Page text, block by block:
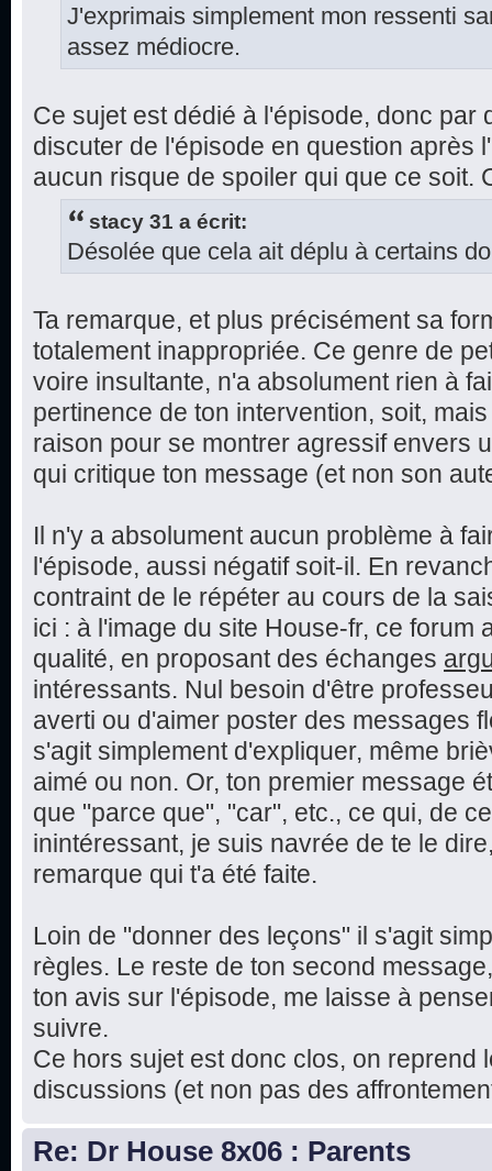
J'exprimais simplement mon ressenti
assez médiocre.
Ce sujet est dédié à l'épisode, donc par
discuter de l'épisode en question après
aucun risque de spoiler qui que ce soit.
stacy 31 a écrit:
Désolée que cela ait déplu à certains
Ta remarque, et plus précisément sa
totalement inappropriée. Ce genre de
voire insultante, n'a absolument rien à
pertinence de ton intervention, soit,
raison pour se montrer agressif envers
qui critique ton message (et non son
Il n'y a absolument aucun problème à
l'épisode, aussi négatif soit-il. En
contraint de le répéter au cours de la
ici : à l'image du site House-fr, ce forum
qualité, en proposant des échanges
intéressants. Nul besoin d'être
averti ou d'aimer poster des messages
s'agit simplement d'expliquer, même
aimé ou non. Or, ton premier message
que "parce que", "car", etc., ce qui, de
inintéressant, je suis navrée de te le
remarque qui t'a été faite.
Loin de "donner des leçons" il s'agit
règles. Le reste de ton second
ton avis sur l'épisode, me laisse à
suivre.
Ce hors sujet est donc clos, on reprend
discussions (et non pas des
Re: Dr House 8x06 : Parents